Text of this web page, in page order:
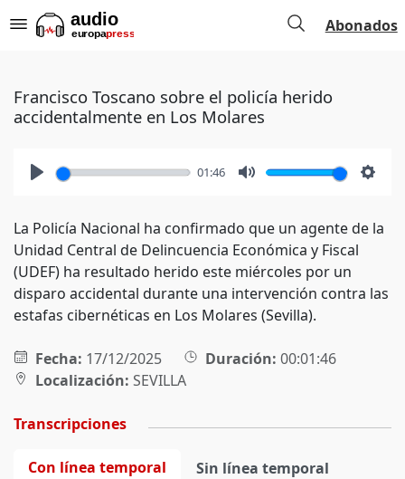
Abonados
Francisco Toscano sobre el policía herido
accidentalmente en Los Molares
01:46
La Policía Nacional ha confirmado que un agente de la
Unidad Central de Delincuencia Económica y Fiscal
(UDEF) ha resultado herido este miércoles por un
disparo accidental durante una intervención contra las
estafas cibernéticas en Los Molares (Sevilla).
Fecha: 17/12/2025 Duración: 00:01:46
Localización: SEVILLA
Transcripciones
Con línea temporal Sin línea temporal